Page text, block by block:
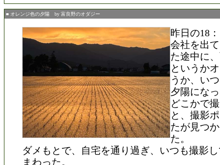
■ オレンジ色の夕陽 by 富良野のオダジー
昨日の18
会社を出
た途中に
というか
うか、い
夕陽にな
どこかで
と、撮影
たが見つ
た。
ダメもとで、自宅を通り過ぎ、いつも撮影
まわった。